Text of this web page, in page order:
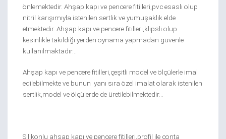
önlemektedir. Ahşap kapı ve pencere fitilleri,pvc esaslı olup
nitril karışımıyla istenilen sertlik ve yumuşaklık elde
etmektedir. Ahşap kapı ve pencere fitilleri,klipsli olup
kesinlikle takıldığı yerden oynama yapmadan güvenle
kullanılmaktadır…
Ahşap kapı ve pencere fitilleri,çeşitli model ve ölçülerle imal
edilebilmekte ve bunun yanı sıra özel imalat olarak istenilen
sertlik,model ve ölçülerde de üretilebilmektedir…
Silikonlu ahşap kapı ve pencere fitilleri,profil ile conta